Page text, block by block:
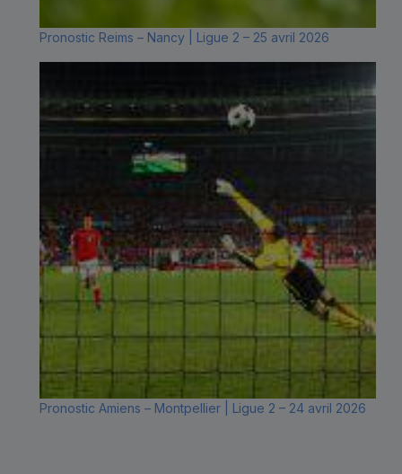
Pronostic Reims – Nancy | Ligue 2 – 25 avril 2026
Pronostic Amiens – Montpellier | Ligue 2 – 24 avril 2026